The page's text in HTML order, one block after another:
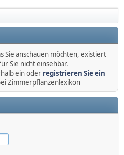
Sie anschauen möchten, existiert
Sie nicht einsehbar.
ein oder registrieren Sie ein
Zimmerpflanzenlexikon